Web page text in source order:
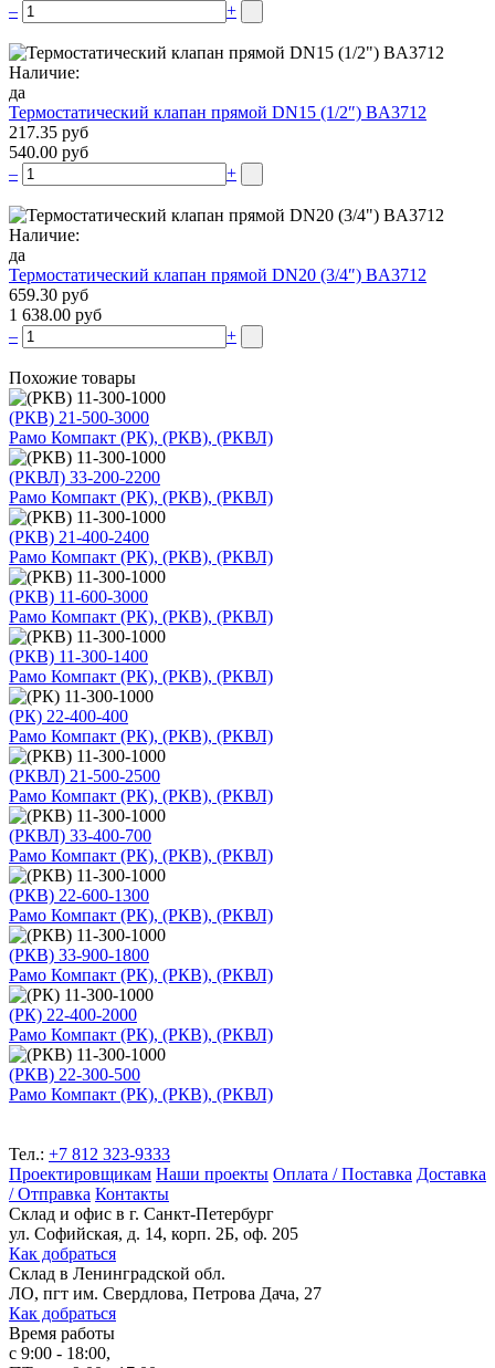
–
+
Наличие:
да
Термостатический клапан прямой DN15 (1/2″) BA3712
217.35 руб
540.00 руб
–
+
Наличие:
да
Термостатический клапан прямой DN20 (3/4″) BA3712
659.30 руб
1 638.00 руб
–
+
Похожие товары
(РКВ) 21-500-3000
Рамо Компакт (РК), (РКВ), (РКВЛ)
(РКВЛ) 33-200-2200
Рамо Компакт (РК), (РКВ), (РКВЛ)
(РКВ) 21-400-2400
Рамо Компакт (РК), (РКВ), (РКВЛ)
(РКВ) 11-600-3000
Рамо Компакт (РК), (РКВ), (РКВЛ)
(РКВ) 11-300-1400
Рамо Компакт (РК), (РКВ), (РКВЛ)
(РК) 22-400-400
Рамо Компакт (РК), (РКВ), (РКВЛ)
(РКВЛ) 21-500-2500
Рамо Компакт (РК), (РКВ), (РКВЛ)
(РКВЛ) 33-400-700
Рамо Компакт (РК), (РКВ), (РКВЛ)
(РКВ) 22-600-1300
Рамо Компакт (РК), (РКВ), (РКВЛ)
(РКВ) 33-900-1800
Рамо Компакт (РК), (РКВ), (РКВЛ)
(РК) 22-400-2000
Рамо Компакт (РК), (РКВ), (РКВЛ)
(РКВ) 22-300-500
Рамо Компакт (РК), (РКВ), (РКВЛ)
Тел.: +7 812 323-9333
Проектировщикам Наши проекты Оплата / Поставка Доставка
/ Отправка Контакты
Склад и офис в г. Санкт-Петербург
ул. Софийская, д. 14, корп. 2Б, оф. 205
Как добраться
Склад в Ленинградской обл.
ЛО, пгт им. Свердлова, Петрова Дача, 27
Как добраться
Время работы
с 9:00 - 18:00,